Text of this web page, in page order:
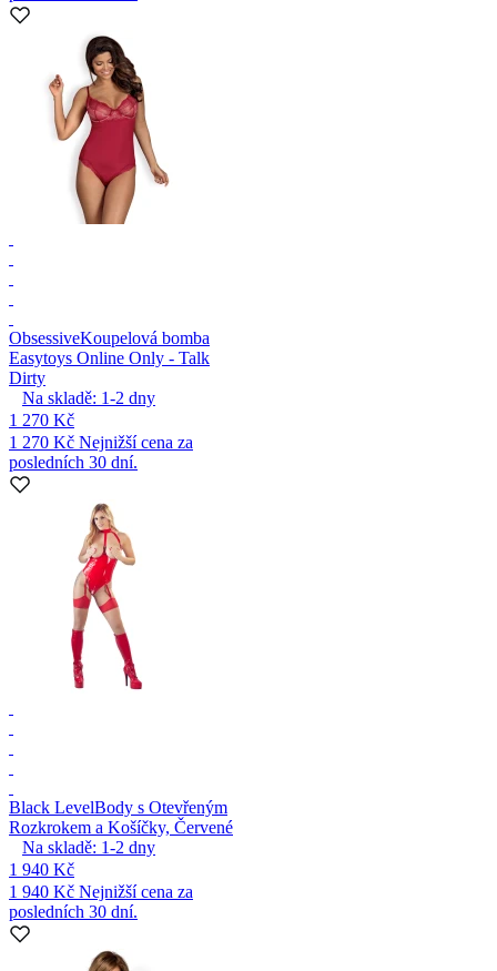
ObsessiveKoupelová bomba
Easytoys Online Only - Talk
Dirty
Na skladě: 1-2 dny
1 270 Kč
1 270 Kč Nejnižší cena za
posledních 30 dní.
Black LevelBody s Otevřeným
Rozkrokem a Košíčky, Červené
Na skladě: 1-2 dny
1 940 Kč
1 940 Kč Nejnižší cena za
posledních 30 dní.